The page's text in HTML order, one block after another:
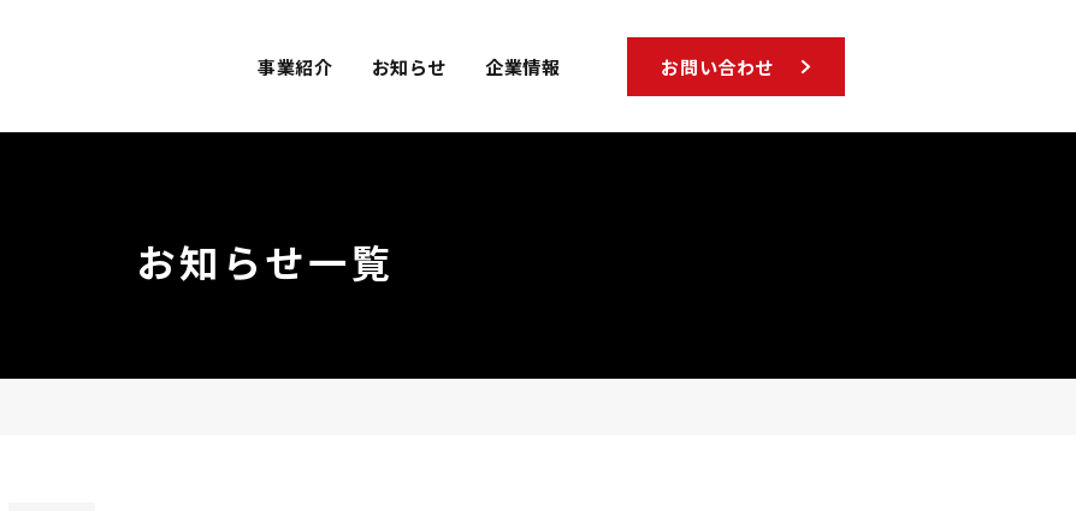
事業紹介 お知らせ 企業情報 お問い合わせ
お知らせ一覧